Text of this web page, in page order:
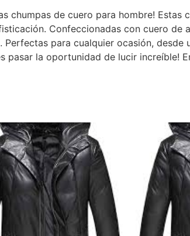
chumpas de cuero para hombre!
Confeccionadas con cuero de
para cualquier ocasión, desde
pasar la oportunidad de lucir increíble!